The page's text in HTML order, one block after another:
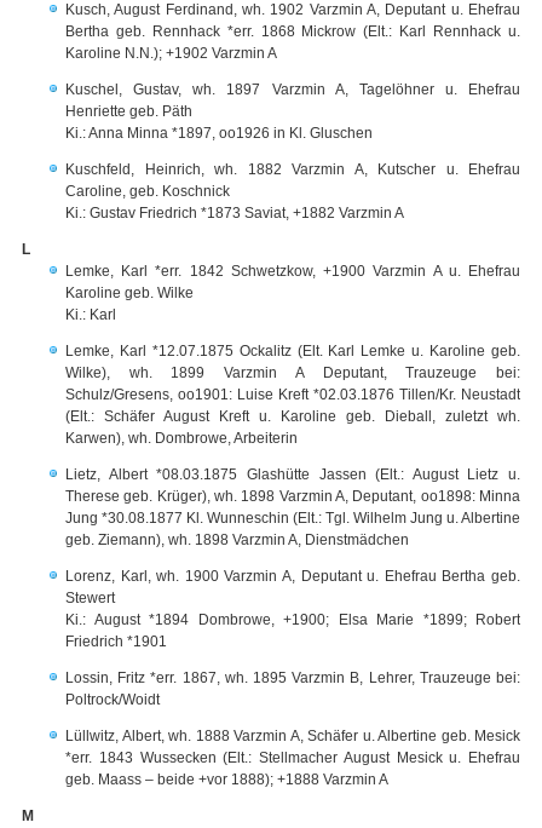
Kusch, August Ferdinand, wh. 1902 Varzmin A, Deputant u. Ehefrau
Bertha geb. Rennhack *err. 1868 Mickrow (Elt.: Karl Rennhack u.
Karoline N.N.); +1902 Varzmin A
Kuschel, Gustav, wh. 1897 Varzmin A, Tagelöhner u. Ehefrau
Henriette geb. Päth
Ki.: Anna Minna *1897, oo1926 in Kl. Gluschen
Kuschfeld, Heinrich, wh. 1882 Varzmin A, Kutscher u. Ehefrau
Caroline, geb. Koschnick
Ki.: Gustav Friedrich *1873 Saviat, +1882 Varzmin A
L
Lemke, Karl *err. 1842 Schwetzkow, +1900 Varzmin A u. Ehefrau
Karoline geb. Wilke
Ki.: Karl
Lemke, Karl *12.07.1875 Ockalitz (Elt. Karl Lemke u. Karoline geb.
Wilke), wh. 1899 Varzmin A Deputant, Trauzeuge bei:
Schulz/Gresens, oo1901: Luise Kreft *02.03.1876 Tillen/Kr. Neustadt
(Elt.: Schäfer August Kreft u. Karoline geb. Dieball, zuletzt wh.
Karwen), wh. Dombrowe, Arbeiterin
Lietz, Albert *08.03.1875 Glashütte Jassen (Elt.: August Lietz u.
Therese geb. Krüger), wh. 1898 Varzmin A, Deputant, oo1898: Minna
Jung *30.08.1877 Kl. Wunneschin (Elt.: Tgl. Wilhelm Jung u. Albertine
geb. Ziemann), wh. 1898 Varzmin A, Dienstmädchen
Lorenz, Karl, wh. 1900 Varzmin A, Deputant u. Ehefrau Bertha geb.
Stewert
Ki.: August *1894 Dombrowe, +1900; Elsa Marie *1899; Robert
Friedrich *1901
Lossin, Fritz *err. 1867, wh. 1895 Varzmin B, Lehrer, Trauzeuge bei:
Poltrock/Woidt
Lüllwitz, Albert, wh. 1888 Varzmin A, Schäfer u. Albertine geb. Mesick
*err. 1843 Wussecken (Elt.: Stellmacher August Mesick u. Ehefrau
geb. Maass – beide +vor 1888); +1888 Varzmin A
M